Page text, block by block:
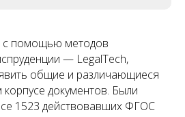
с помощью методов
— LegalTech,
общие и различающиеся
документов. Были
1523 действовавших ФГОС